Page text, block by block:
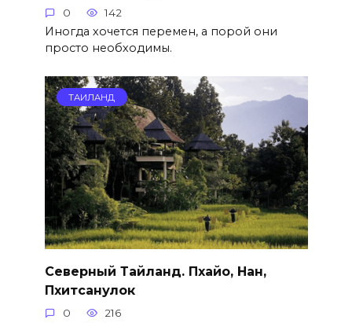
0 142
Иногда хочется перемен, а порой они
просто необходимы.
ТАИЛАНД
Северный Тайланд. Пхайо, Нан,
Пхитсанулок
0 216